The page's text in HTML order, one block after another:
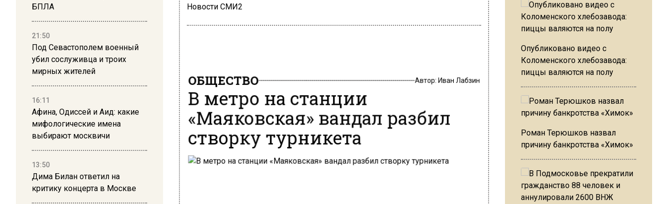
БПЛА
21:50
Под Севастополем военный
убил сослуживца и троих
мирных жителей
16:11
Афина, Одиссей и Аид: какие
мифологические имена
выбирают москвичи
13:50
Дима Билан ответил на
критику концерта в Москве
Новости СМИ2
ОБЩЕСТВО Автор:Иван Лабзин
В метро на станции
«Маяковская» вандал разбил
створку турникета
Опубликовано видео с
Коломенского хлебозавода:
пиццы валяются на полу
Роман Терюшков назвал
причину банкротства «Химок»